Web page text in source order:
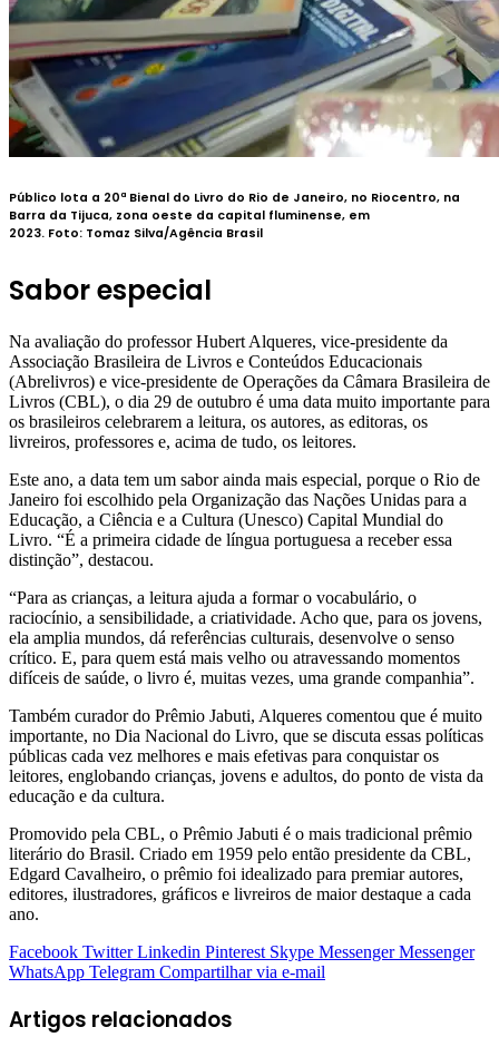
Público lota a 20ª Bienal do Livro do Rio de Janeiro, no Riocentro, na
Barra da Tijuca, zona oeste da capital fluminense, em
2023. Foto: Tomaz Silva/Agência Brasil
Sabor especial
Na avaliação do professor Hubert Alqueres, vice-presidente da
Associação Brasileira de Livros e Conteúdos Educacionais
(Abrelivros) e vice-presidente de Operações da Câmara Brasileira de
Livros (CBL), o dia 29 de outubro é uma data muito importante para
os brasileiros celebrarem a leitura, os autores, as editoras, os
livreiros, professores e, acima de tudo, os leitores.
Este ano, a data tem um sabor ainda mais especial, porque o Rio de
Janeiro foi escolhido pela Organização das Nações Unidas para a
Educação, a Ciência e a Cultura (Unesco) Capital Mundial do
Livro. “É a primeira cidade de língua portuguesa a receber essa
distinção”, destacou.
“Para as crianças, a leitura ajuda a formar o vocabulário, o
raciocínio, a sensibilidade, a criatividade. Acho que, para os jovens,
ela amplia mundos, dá referências culturais, desenvolve o senso
crítico. E, para quem está mais velho ou atravessando momentos
difíceis de saúde, o livro é, muitas vezes, uma grande companhia”.
Também curador do Prêmio Jabuti, Alqueres comentou que é muito
importante, no Dia Nacional do Livro, que se discuta essas políticas
públicas cada vez melhores e mais efetivas para conquistar os
leitores, englobando crianças, jovens e adultos, do ponto de vista da
educação e da cultura.
Promovido pela CBL, o Prêmio Jabuti é o mais tradicional prêmio
literário do Brasil. Criado em 1959 pelo então presidente da CBL,
Edgard Cavalheiro, o prêmio foi idealizado para premiar autores,
editores, ilustradores, gráficos e livreiros de maior destaque a cada
ano.
Facebook Twitter Linkedin Pinterest Skype Messenger Messenger
WhatsApp Telegram Compartilhar via e-mail
Artigos relacionados